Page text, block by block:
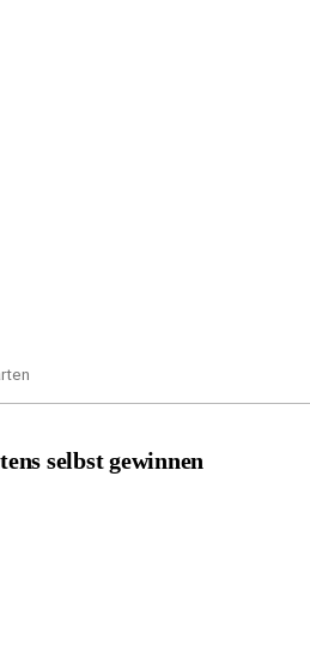
selbst gewinnen